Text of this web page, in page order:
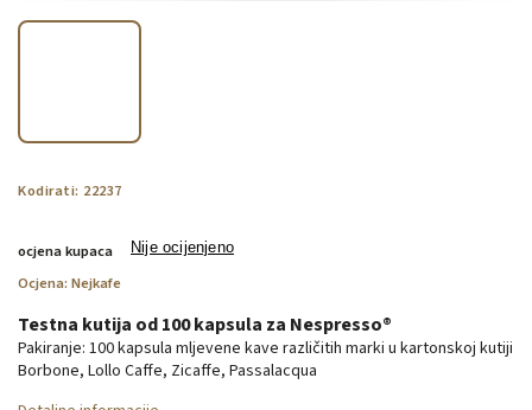
Kodirati: 22237
ocjena kupaca Nije ocijenjeno
Ocjena: Nejkafe
Testna kutija od 100 kapsula za Nespresso®
Pakiranje: 100 kapsula mljevene kave različitih marki u kartonskoj kutiji
Borbone, Lollo Caffe, Zicaffe, Passalacqua